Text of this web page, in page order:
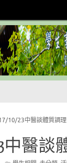
10/23中醫談體質調理
中醫談